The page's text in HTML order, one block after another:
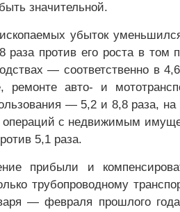
значительной.
убыток
против его роста в том
— соответственно в
ремонте авто- и
— 5,2 и 8,8 раза, на
с недвижимым
5,1 раза.
прибыли и
трубопроводному
— февраля прошлого